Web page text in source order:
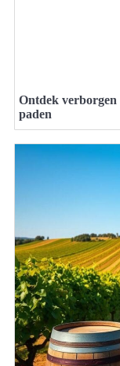
Ontdek verborgen
paden